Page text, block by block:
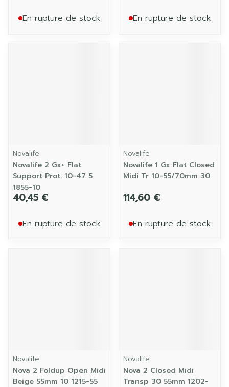
En rupture de stock En rupture de stock
Novalife
Novalife 2 Gx+ Flat
Support Prot. 10-47 5
1855-10
40,45 €
En rupture de stock
Novalife
Novalife 1 Gx Flat Closed
Midi Tr 10-55/70mm 30
114,60 €
En rupture de stock
Novalife
Nova 2 Foldup Open Midi
Beige 55mm 10 1215-55
Novalife
Nova 2 Closed Midi
Transp 30 55mm 1202-